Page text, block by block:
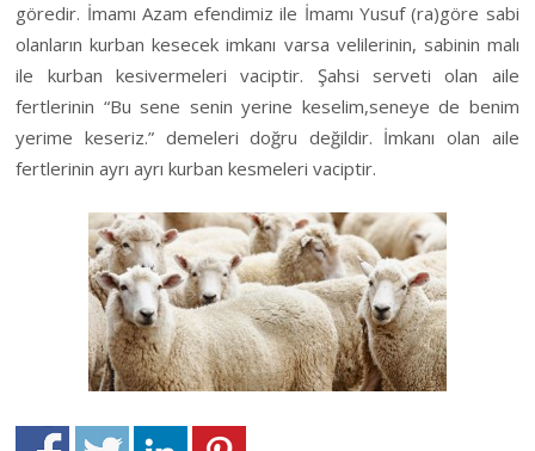
göredir. İmamı Azam efendimiz ile İmamı Yusuf (ra)göre sabi
olanların kurban kesecek imkanı varsa velilerinin, sabinin malı
ile kurban kesivermeleri vaciptir. Şahsi serveti olan aile
fertlerinin “Bu sene senin yerine keselim,seneye de benim
yerime keseriz.” demeleri doğru değildir. İmkanı olan aile
fertlerinin ayrı ayrı kurban kesmeleri vaciptir.